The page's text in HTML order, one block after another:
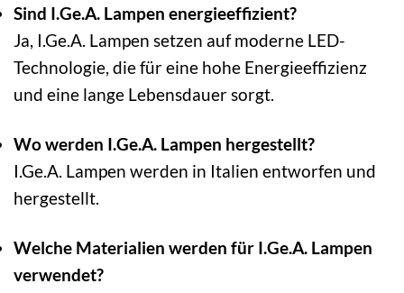
Sind I.Ge.A. Lampen energieeffizient?
Ja, I.Ge.A. Lampen setzen auf moderne LED-
Technologie, die für eine hohe Energieeffizienz
und eine lange Lebensdauer sorgt.
Wo werden I.Ge.A. Lampen hergestellt?
I.Ge.A. Lampen werden in Italien entworfen und
hergestellt.
Welche Materialien werden für I.Ge.A. Lampen
verwendet?